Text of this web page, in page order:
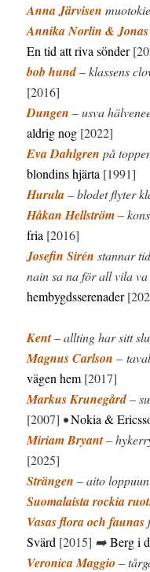
Anna Järvisen
Annika Norlin & Jonas
En tid att riva sönder
bob hund– klassens
[2016]
Dungen – usva
aldrig nog [2022]
Eva Dahlgren på
blondins hjärta [1991]
Hurula– blodet flyter
Håkan Hellström–
fria [2016]
Josefin Sirén stannar
nain sa na för all vila
hembygdsserenader
Kent– allting har sitt
Magnus Carlson –
vägen hem [2017]
Markus Krunegård–
[2007] •Nokia &
Miriam Bryant–
[2025]
Strängen – aito
Suomalaista rockia
Vasas flora och faunas
Svärd [2015] ➡️Berg i
Veronica Maggio –